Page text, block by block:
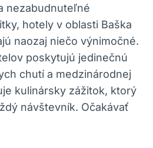
nezabudnuteľné
hotely v oblasti Baška
naozaj niečo výnimočné.
poskytujú jedinečnú
chutí a medzinárodnej
kulinársky zážitok, ktorý
návštevník. Očakávať